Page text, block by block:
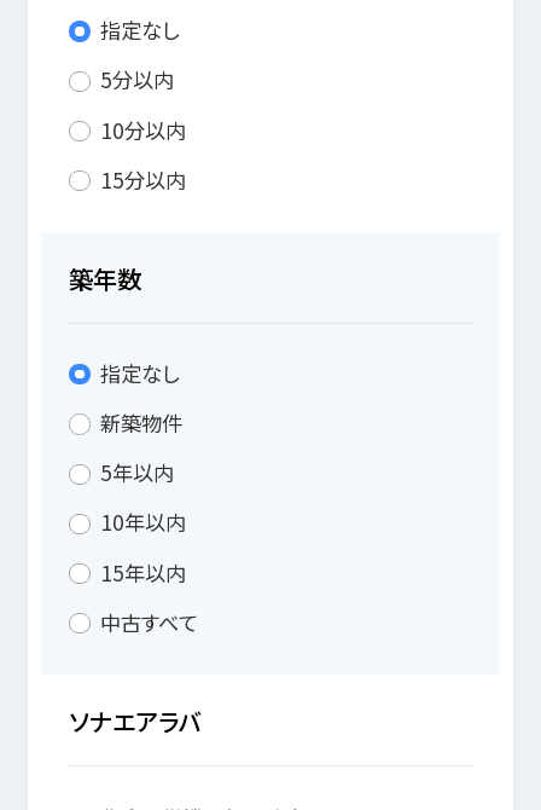
指定なし
5分以内
10分以内
15分以内
築年数
指定なし
新築物件
5年以内
10年以内
15年以内
中古すべて
ソナエアラバ